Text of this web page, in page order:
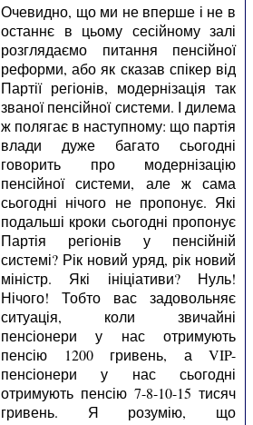
Очевидно, що ми не вперше і не в
останнє в цьому сесійному залі
розглядаємо питання пенсійної
реформи, або як сказав спікер від
Партії регіонів, модернізація так
званої пенсійної системи. І дилема
ж полягає в наступному: що партія
влади дуже багато сьогодні
говорить про модернізацію
пенсійної системи, але ж сама
сьогодні нічого не пропонує. Які
подальші кроки сьогодні пропонує
Партія регіонів у пенсійній
системі? Рік новий уряд, рік новий
міністр. Які ініціативи? Нуль!
Нічого! Тобто вас задовольняє
ситуація, коли звичайні
пенсіонери у нас отримують
пенсію 1200 гривень, а VIP-
пенсіонери у нас сьогодні
отримують пенсію 7-8-10-15 тисяч
гривень. Я розумію, що